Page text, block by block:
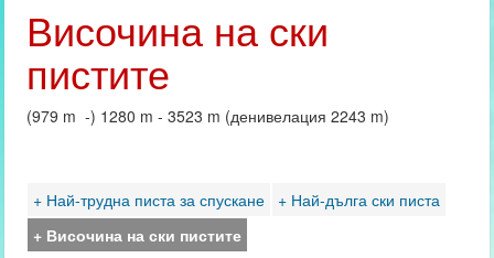
Височина на ски
пистите
(979 m -) 1280 m - 3523 m (денивелация 2243 m)
+ Най-трудна писта за спускане
+ Най-дълга ски писта
+ Височина на ски пистите